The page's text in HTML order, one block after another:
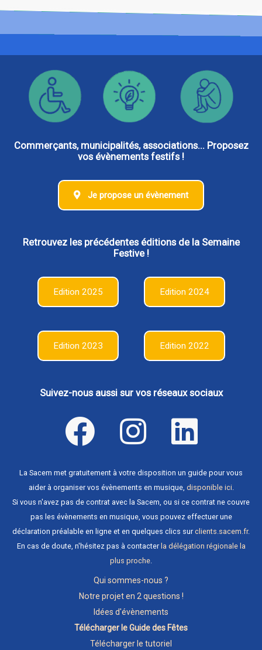
Commerçants, municipalités, associations... Proposez
vos évènements festifs !
Je propose un évènement
Retrouvez les précédentes éditions de la Semaine
Festive !
Edition 2025 Edition 2024
Edition 2023 Edition 2022
Suivez-nous aussi sur vos réseaux sociaux
La Sacem met gratuitement à votre disposition un guide pour vous
aider à organiser vos évènements en musique, disponible ici.
Si vous n'avez pas de contrat avec la Sacem, ou si ce contrat ne couvre
pas les évènements en musique, vous pouvez effectuer une
déclaration préalable en ligne et en quelques clics surclients.sacem.fr.
En cas de doute, n'hésitez pas à contacter la délégation régionale la
plus proche
Qui sommes-nous ?
Notre projet en 2 questions !
Idées d'évènements
Télécharger le Guide des Fêtes
Télécharger le tutoriel